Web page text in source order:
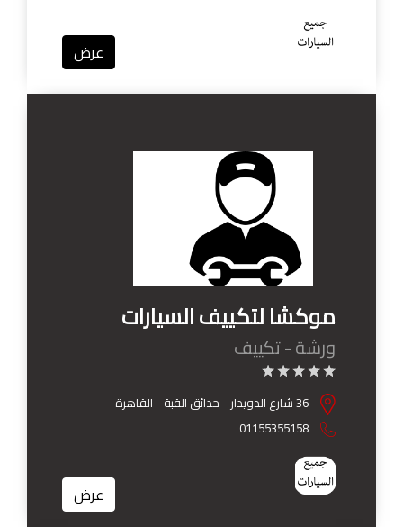
عرض
موكشا لتكييف السيارات
ورشة - تكييف
36 شارع الدويدار - حدائق القبة - القاهرة
01155355158
عرض